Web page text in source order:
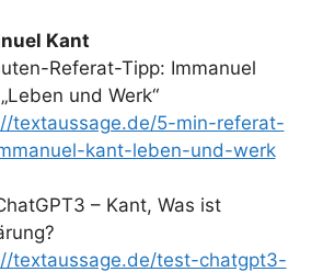
Kant
Referat-Tipp: Immanuel
und Werk“
textaussage.de/5-min-referat-
kant-leben-und-werk
– Kant, Was ist
textaussage.de/test-chatgpt3-